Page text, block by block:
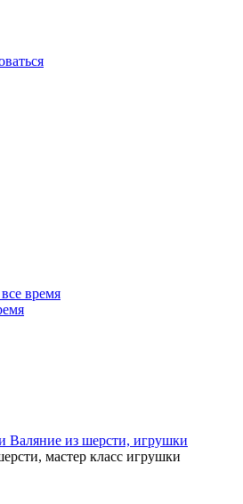
время
Валяние из шерсти, игрушки
мастер класс игрушки